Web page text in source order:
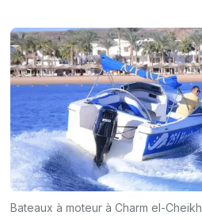
Bateaux à moteur à Charm el-Cheikh